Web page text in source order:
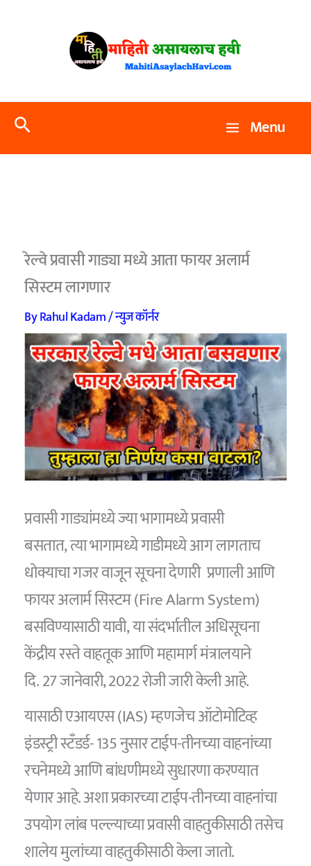
Search Menu
रेल्वे प्रवासी गाड्या मध्ये आता फायर अलार्म
सिस्टम लागणार
ByRahul Kadam/न्युज कॉर्नर
प्रवासी गाड्यांमध्ये ज्या भागामध्ये प्रवासी
बसतात, त्या भागामध्ये गाडीमध्ये आग लागताच
धोक्याचा गजर वाजून सूचना देणारी प्रणाली आणि
फायर अलार्म सिस्टम (Fire Alarm System)
बसविण्यासाठी यावी, या संदर्भातील अधिसूचना
केंद्रीय रस्ते वाहतूक आणि महामार्ग मंत्रालयाने
दि. 27 जानेवारी, 2022 रोजी जारी केली आहे.
यासाठी एआयएस (IAS) म्हणजेच ऑटोमोटिव्ह
इंडस्ट्री स्टँडर्ड- 135 नुसार टाईप-तीनच्या वाहनांच्या
रचनेमध्ये आणि बांधणीमध्ये सुधारणा करण्यात
येणार आहे. अशा प्रकारच्या टाईप-तीनच्या वाहनांचा
उपयोग लांब पल्ल्याच्या प्रवासी वाहतुकीसाठी तसेच
शालेय मुलांच्या वाहतुकीसाठी केला जातो.